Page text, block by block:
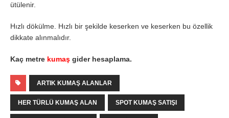
ütülenir.
Hızlı dökülme. Hızlı bir şekilde keserken ve keserken bu özellik
dikkate alınmalıdır.
Kaç metre kumaş gider hesaplama.
ARTIK KUMAŞ ALANLAR
HER TÜRLÜ KUMAŞ ALAN SPOT KUMAŞ SATIŞI